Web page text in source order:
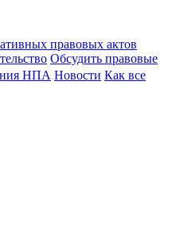
правовых актов
Обсудить правовые
НПА Новости Как все